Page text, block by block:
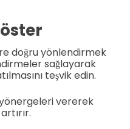
doğru yönlendirmek
sağlayarak
teşvik edin.
vererek